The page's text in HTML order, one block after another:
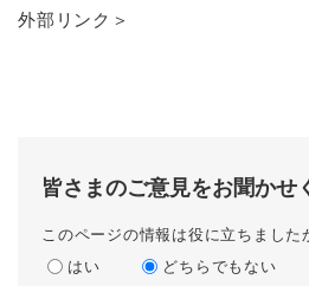
外部リンク＞
皆さまのご意見をお聞かせ
このページの情報は役に立ちました
はい
どちらでもない